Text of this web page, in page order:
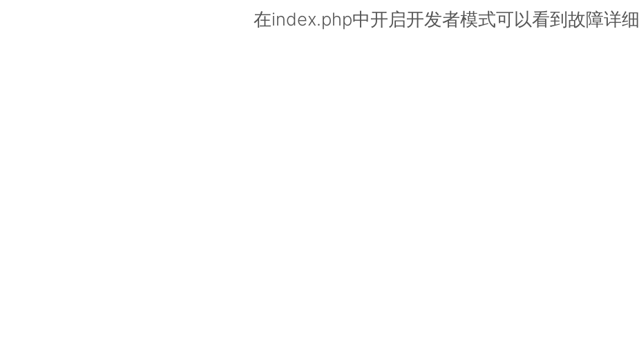
在index.php中开启开发者模式可以看到故障详